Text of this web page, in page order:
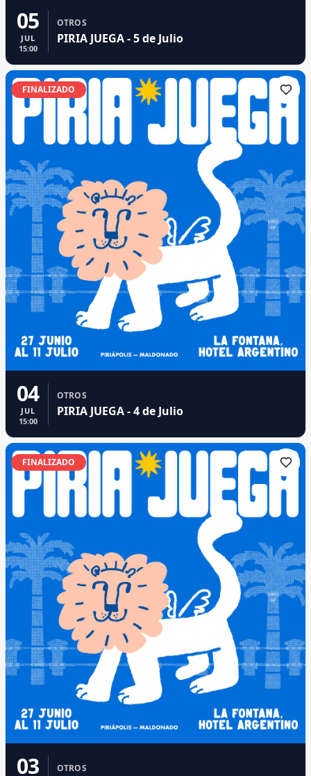
05
JUL
15:00
OTROS
PIRIA JUEGA - 5 de Julio
FINALIZADO
04
JUL
15:00
OTROS
PIRIA JUEGA - 4 de Julio
FINALIZADO
03 OTROS